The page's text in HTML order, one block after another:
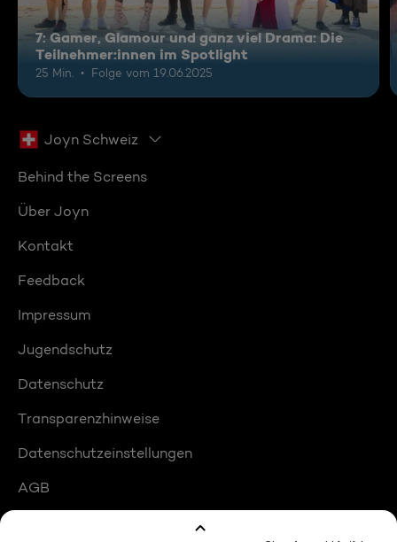
7: Gamer, Glamour und ganz viel Drama: Die
Teilnehmer:innen im Spotlight
25 Min. Folge vom 19.06.2025
Joyn Schweiz
Behind the Screens
Über Joyn
Kontakt
Feedback
Impressum
Jugendschutz
Datenschutz
Transparenzhinweise
Datenschutzeinstellungen
AGB